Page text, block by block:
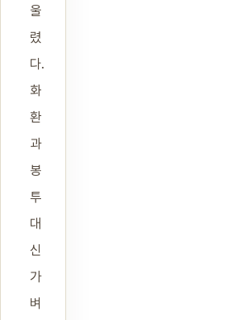
울
렸
다.
화
환
과
봉
투
대
신
가
벼